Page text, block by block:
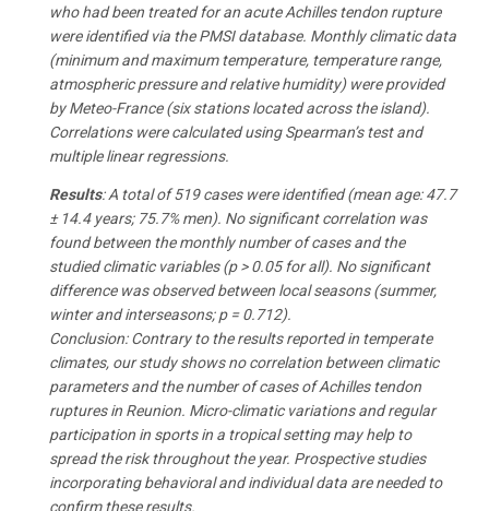
who had been treated for an acute Achilles tendon rupture
were identified via the PMSI database. Monthly climatic data
(minimum and maximum temperature, temperature range,
atmospheric pressure and relative humidity) were provided
by Meteo-France (six stations located across the island).
Correlations were calculated using Spearman’s test and
multiple linear regressions.
Results: A total of 519 cases were identified (mean age: 47.7
± 14.4 years; 75.7% men). No significant correlation was
found between the monthly number of cases and the
studied climatic variables (p > 0.05 for all). No significant
difference was observed between local seasons (summer,
winter and interseasons; p = 0.712).
Conclusion: Contrary to the results reported in temperate
climates, our study shows no correlation between climatic
parameters and the number of cases of Achilles tendon
ruptures in Reunion. Micro-climatic variations and regular
participation in sports in a tropical setting may help to
spread the risk throughout the year. Prospective studies
incorporating behavioral and individual data are needed to
confirm these results.